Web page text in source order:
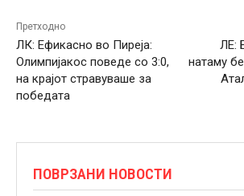
Претходно
ЛК: Ефикасно во Пиреја:
Олимпијакос поведе со 3:0,
на крајот стравуваше за
победата
ЛЕ:
натаму
ПОВРЗАНИ НОВОСТИ